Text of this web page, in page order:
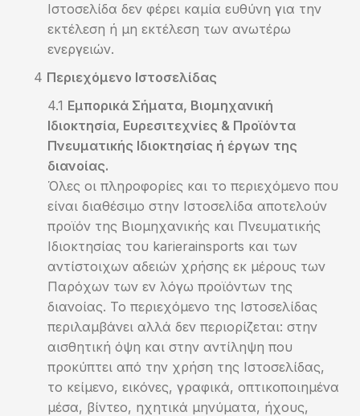
Ιστοσελίδα δεν φέρει καμία ευθύνη για την
εκτέλεση ή μη εκτέλεση των ανωτέρω
ενεργειών.
Περιεχόμενο Ιστοσελίδας
Εμπορικά Σήματα, Βιομηχανική
Ιδιοκτησία, Ευρεσιτεχνίες & Προϊόντα
Πνευματικής Ιδιοκτησίας ή έργων της
διανοίας.
Όλες οι πληροφορίες και το περιεχόμενο που
είναι διαθέσιμο στην Ιστοσελίδα αποτελούν
προϊόν της Βιομηχανικής και Πνευματικής
Ιδιοκτησίας του karierainsports και των
αντίστοιχων αδειών χρήσης εκ μέρους των
Παρόχων των εν λόγω προϊόντων της
διανοίας. Το περιεχόμενο της Ιστοσελίδας
περιλαμβάνει αλλά δεν περιορίζεται: στην
αισθητική όψη και στην αντίληψη που
προκύπτει από την χρήση της Ιστοσελίδας,
το κείμενο, εικόνες, γραφικά, οπτικοποιημένα
μέσα, βίντεο, ηχητικά μηνύματα, ήχους,